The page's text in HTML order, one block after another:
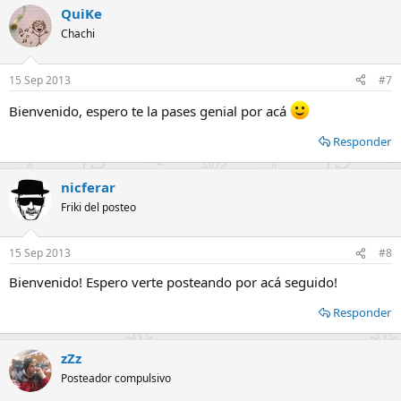
QuiKe
Chachi
15 Sep 2013 #7
Bienvenido, espero te la pases genial por acá
Responder
nicferar
Friki del posteo
15 Sep 2013 #8
Bienvenido! Espero verte posteando por acá seguido!
Responder
zZz
Posteador compulsivo